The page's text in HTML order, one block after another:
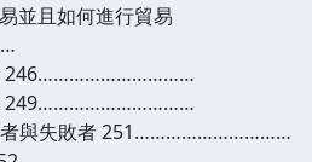
並且如何進行貿易
246…………………………
249…………………………
者與失敗者 251…………………………